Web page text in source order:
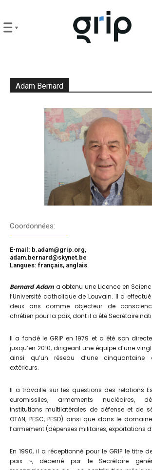
Adam Bernard
Coordonnées:
E-mail: b.adam@grip.org,
adam.bernard@skynet.be
Langues: français, anglais
Bernard Adam a obtenu une Licence en
l’Université catholique de Louvain. Il a
deux ans comme objecteur de
chrétien pour la paix, dont il a été Secrétaire
Il a fondé le GRIP en 1979 et a été son
jusqu’en 2010, dirigeant une équipe d’une
ainsi qu’un réseau d’une cinquantaine
extérieurs.
Il a travaillé sur les questions des relations
euromissiles, armements nucléaires,
institutions multilatérales de défense et de
OTAN, PESC, PESD) ainsi que dans le
l’armement (dépenses militaires, exportations
En 1990, il a réceptionné pour le GRIP le titre
paix », décerné par le Secrétaire